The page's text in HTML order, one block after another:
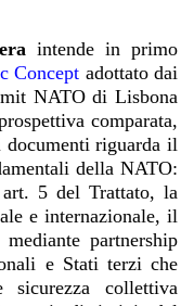
intende in primo
Concept adottato dai
NATO di Lisbona
comparata,
documenti riguarda il
della NATO:
5 del Trattato, la
e internazionale, il
partnership
e Stati terzi che
collettiva